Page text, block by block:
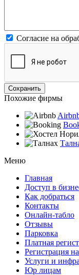
Согласие на
Похожие фирмы
Меню
Главная
Доступ в
Как добраться
Контакты
Онлайн-табло
Отзывы
Парковка
Платная
Регистрация
Услуги и
Юр лицам